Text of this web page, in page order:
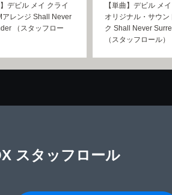
】デビル メイ クライ
アレンジ Shall Never
（スタッフロー
【単曲】デビル メ
オリジナル・サウン
ク Shall Never
（スタッフロール）
スタッフロール